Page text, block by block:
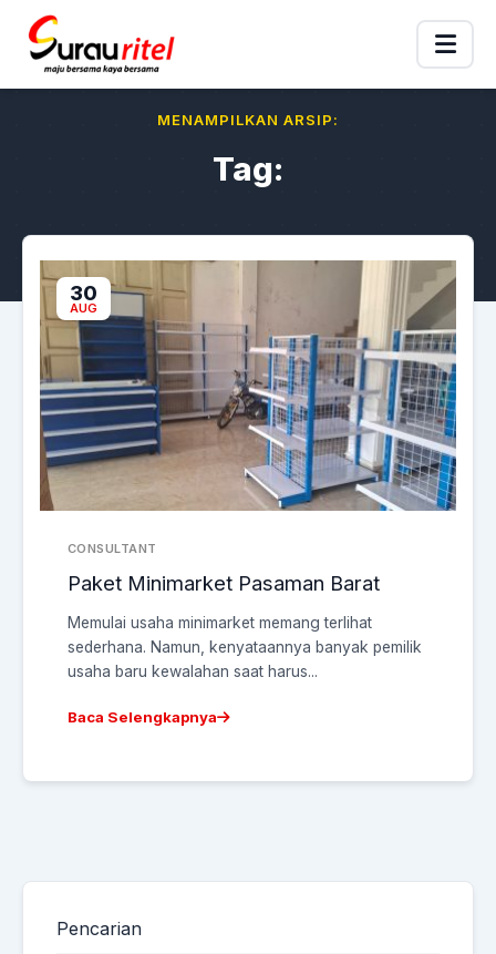
MENAMPILKAN ARSIP:
Tag:
30
AUG
CONSULTANT
Paket Minimarket Pasaman Barat
Memulai usaha minimarket memang terlihat
sederhana. Namun, kenyataannya banyak pemilik
usaha baru kewalahan saat harus...
Baca Selengkapnya
Pencarian